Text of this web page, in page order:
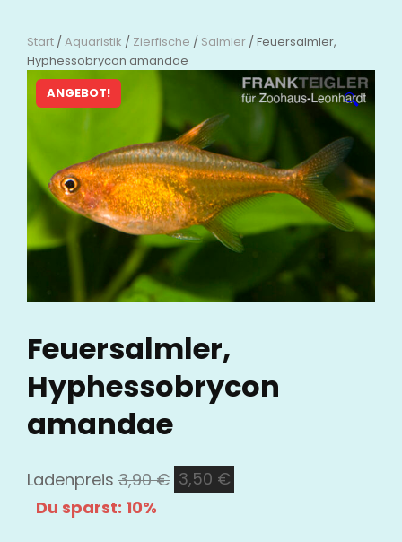
Start /Aquaristik / Zierfische / Salmler / Feuersalmler,
Hyphessobrycon amandae
ANGEBOT!
🔍
Feuersalmler,
Hyphessobrycon
amandae
Ladenpreis 3,90€ Ursprünglicher
3,50 €
Du sparst: 10%